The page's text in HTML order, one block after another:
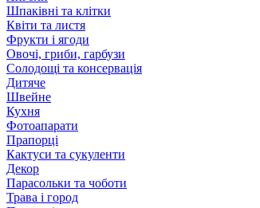
Шпаківні та клітки
Квіти та листя
Фрукти і ягоди
Овочі, гриби, гарбузи
Солодощі та консервація
Дитяче
Швейне
Кухня
Фотоапарати
Прапорці
Кактуси та сукуленти
Декор
Парасольки та чоботи
Трава і город